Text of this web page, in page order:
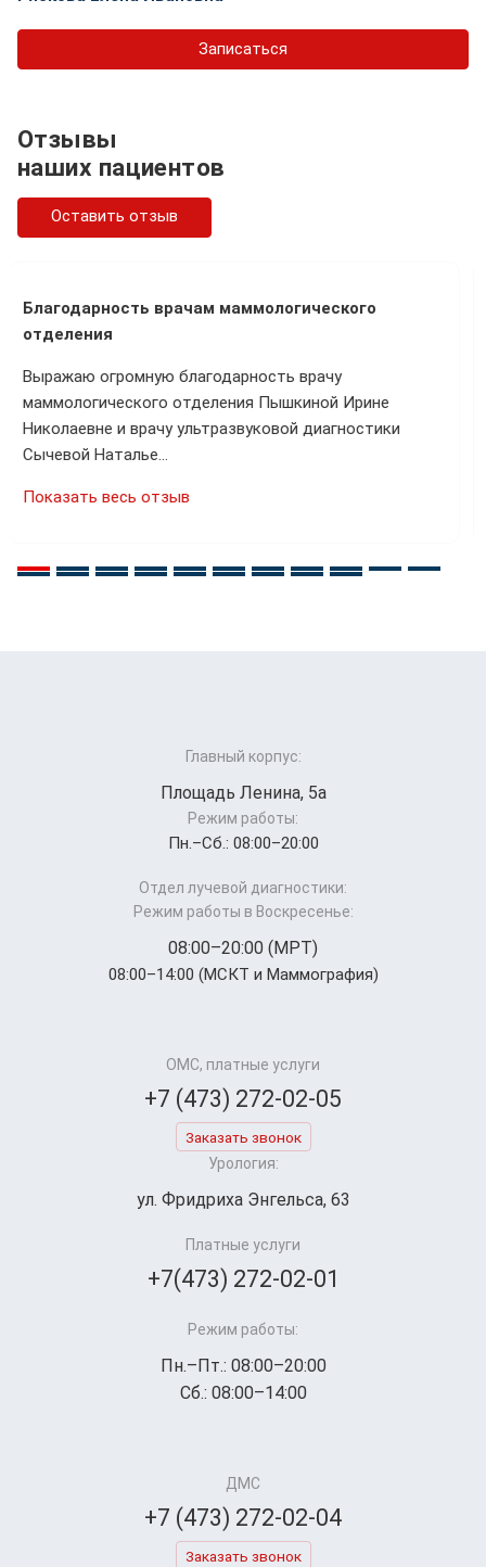
Записаться
Отзывы
наших пациентов
Оставить отзыв
Благодарность врачам "Школы диабета"
«Школы диабета» Крутских Юлии Сергеевне и
Комаровой Людмиле Алексеевне за обучение
навыкам, к…
Главный корпус:
Площадь Ленина, 5а
Режим работы:
Пн.–Cб.: 08:00–20:00
Отдел лучевой диагностики:
Режим работы в Воскресенье:
08:00–20:00 (МРТ)
08:00–14:00 (МСКТ и Маммография)
ОМС, платные услуги
+7 (473) 272-02-05
Заказать звонок
Урология:
ул. Фридриха Энгельса, 63
Платные услуги
+7(473) 272-02-01
Режим работы:
Пн.–Пт.: 08:00–20:00
Сб.: 08:00–14:00
ДМС
+7 (473) 272-02-04
Заказать звонок